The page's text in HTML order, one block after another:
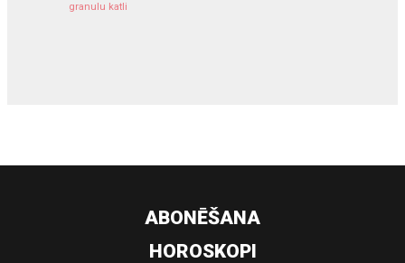
granulu katli
ABONĒŠANA
HOROSKOPI